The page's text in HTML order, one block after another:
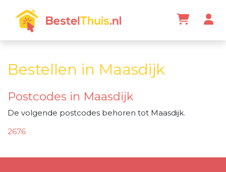
Bestellen in Maasdijk
Postcodes in Maasdijk
De volgende postcodes behoren tot Maasdijk.
2676